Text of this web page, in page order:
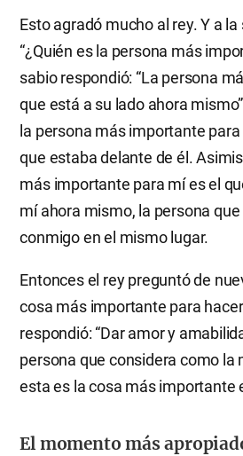
Esto agradó mucho al rey. Y a
“¿Quién es la persona más
sabio respondió: “La persona
que está a su lado ahora
la persona más importante
que estaba delante de él.
más importante para mí es el
mí ahora mismo, la persona
conmigo en el mismo lugar.
Entonces el rey preguntó de
cosa más importante para
respondió: “Dar amor y
persona que considera como la
esta es la cosa más importante
El momento más